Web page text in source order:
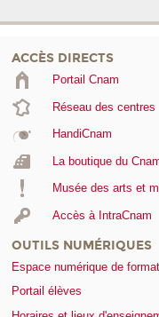
ACCÈS DIRECTS
Portail Cnam
Réseau des centres
HandiCnam
La boutique du
Musée des arts et
Accès à IntraCnam
OUTILS NUMÉRIQUES
Espace numérique de
Portail élèves